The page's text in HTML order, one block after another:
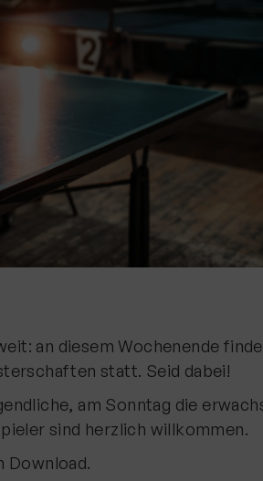
an diesem Wochenende
statt. Seid dabei!
am Sonntag die
sind herzlich willkommen.
Download.
Fragen & Antworten
Vereinsapp
Vereinsshop